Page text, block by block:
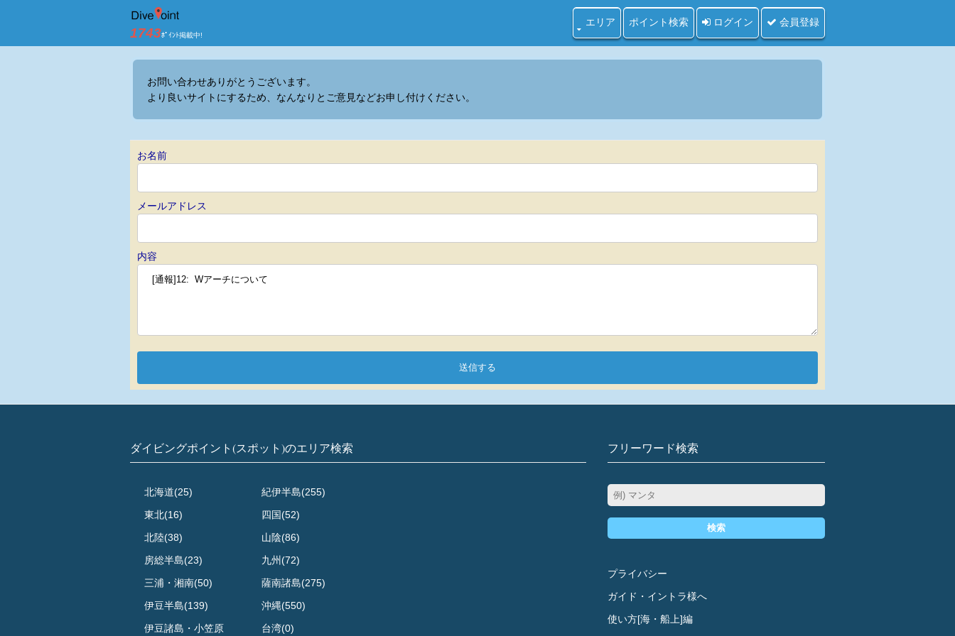
1743ﾎﾟｲﾝﾄ掲載中!
エリア ポイント検索 ログイン 会員登録
お問い合わせありがとうございます。
より良いサイトにするため、なんなりとご意見などお申し付けください。
お名前
メールアドレス
内容
送信する
ダイビングポイント(スポット)のエリア検索
北海道(25)
東北(16)
北陸(38)
房総半島(23)
三浦・湘南(50)
伊豆半島(139)
伊豆諸島・小笠原
紀伊半島(255)
四国(52)
山陰(86)
九州(72)
薩南諸島(275)
沖縄(550)
台湾(0)
フリーワード検索
検索
プライバシー
ガイド・イントラ様へ
使い方[海・船上]編